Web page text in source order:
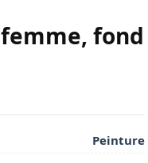
fond
Peinture